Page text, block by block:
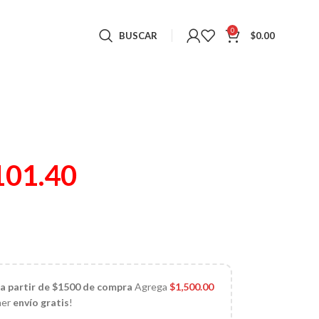
BUSCAR 0 $0.00
partir de $1500 de compra Agrega$1,500.00
envío gratis!